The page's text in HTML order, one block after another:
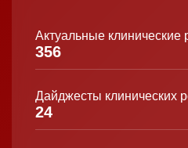
Актуальные клинические
356
Дайджесты клинических
24